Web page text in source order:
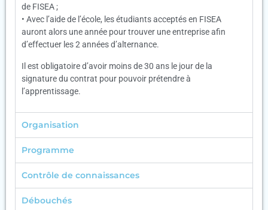
de FISEA ;
• Avec l’aide de l’école, les étudiants acceptés en FISEA
auront alors une année pour trouver une entreprise afin
d’effectuer les 2 années d’alternance.
Il est obligatoire d’avoir moins de 30 ans le jour de la
signature du contrat pour pouvoir prétendre à
l’apprentissage.
Organisation
Programme
Contrôle de connaissances
Débouchés